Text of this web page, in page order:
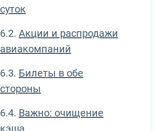
суток
Акции и распродажи
авиакомпаний
Билеты в обе
стороны
Важно: очищение
кэша